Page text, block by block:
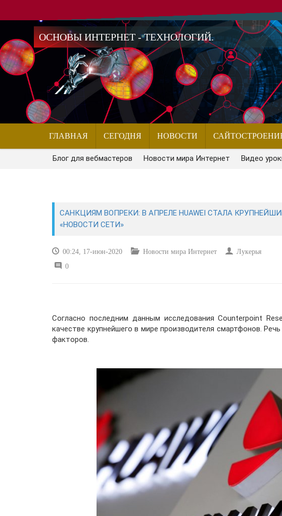
ОСНОВЫ ИНТЕРНЕТ - ТЕХНОЛОГИЙ.
ГЛАВНАЯ СЕГОДНЯ НОВОСТИ
Блог для вебмастеров Новости мира Интернет Видео
САНКЦИЯМ ВОПРЕКИ: В АПРЕЛЕ HUAWEI СТАЛА
«НОВОСТИ СЕТИ»
00:24, 17-июн-2020 Новости мира Интернет
Лукерья
0
Согласно последним данным исследования Counterpoint
качестве крупнейшего в мире производителя смартфонов.
факторов.